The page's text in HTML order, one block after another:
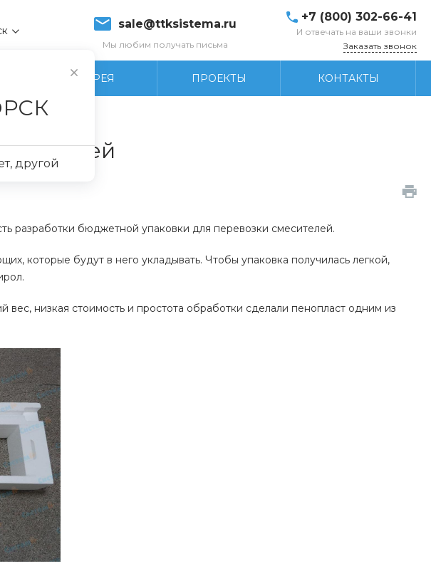
sale@ttksistema.ru
Мы любим получать письма
+7 (800) 302-66-41
И отвечать на ваши звонки
Заказать звонок
ФОТОГАЛЕРЕЯ ПРОЕКТЫ КОНТАКТЫ
разработки бюджетной упаковки для перевозки смесителей.
которые будут в него укладывать. Чтобы упаковка получилась легкой,
низкая стоимость и простота обработки сделали пенопласт одним из
другой